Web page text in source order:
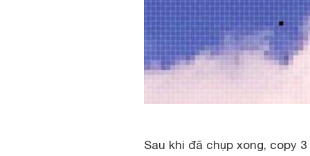
Sau khi đã chụp xong, copy